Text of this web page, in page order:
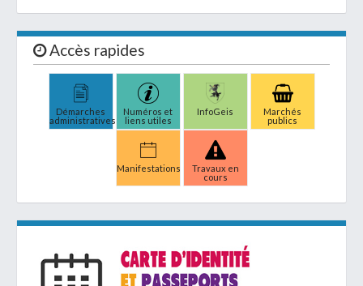
Accès rapides
Démarches
administratives
Numéros et
liens utiles
InfoGeis
Marchés
publics
Manifestations
Travaux en
cours